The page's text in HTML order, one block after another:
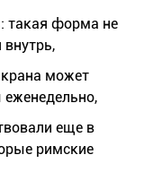
такая форма не
может
еженедельно,
еще в
римские